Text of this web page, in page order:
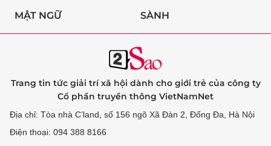
MẬT NGỮ SÀNH
Trang tin tức giải trí xã hội dành cho giới trẻ của công ty
Cổ phần truyền thông VietNamNet
Địa chỉ: Tòa nhà C’land, số 156 ngõ Xã Đàn 2, Đống Đa, Hà Nội
Điện thoại: 094 388 8166